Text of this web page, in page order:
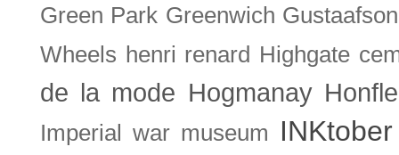
Green Park Greenwich Gustaafson
Wheels henri renard Highgate
de la mode Hogmanay
Imperial war museum INKtober